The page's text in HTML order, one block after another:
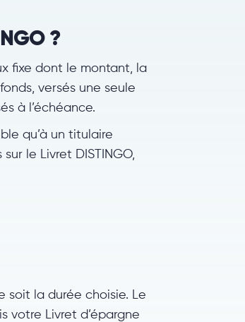
?
fixe dont le montant, la
versés une seule
à l’échéance.
qu’à un titulaire
le Livret DISTINGO,
soit la durée choisie. Le
votre Livret d’épargne